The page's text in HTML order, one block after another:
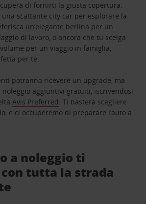
di fornirti la giusta copertura.
scattante city car per esplorare la
un’elegante berlina per un
di lavoro, o ancora che tu scelga
per un viaggio in famiglia,
per te.
potranno ricevere un upgrade, ma
aggiuntivi gratuiti, iscrivendosi
Avis Preferred. Ti basterà scegliere
e ci occuperemo di preparare l’auto a
a noleggio ti
tutta la strada